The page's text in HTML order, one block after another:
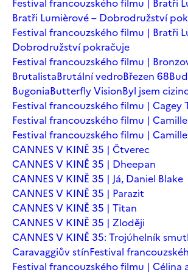
Bratři Lumièrové – Dobrodružství
Festival francouzského filmu | Bratři
Dobrodružství pokračuje
Festival francouzského filmu |
BrutalistaBrutální vedroBřezen 68
BugoniaButterfly VisionByl jsem
Festival francouzského filmu | Cagey
Festival francouzského filmu |
Festival francouzského filmu |
CANNES V KINĚ 35 | Čtverec
CANNES V KINĚ 35 | Dheepan
CANNES V KINĚ 35 | Já, Daniel Blake
CANNES V KINĚ 35 | Parazit
CANNES V KINĚ 35 | Titan
CANNES V KINĚ 35 | Zloději
CANNES V KINĚ 35: Trojúhelník
Caravaggiův stínFestival
Festival francouzského filmu | Célina